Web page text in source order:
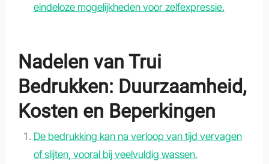
eindeloze mogelijkheden voor zelfexpressie.
Nadelen van Trui
Bedrukken: Duurzaamheid,
Kosten en Beperkingen
De bedrukking kan na verloop van tijd vervagen
of slijten, vooral bij veelvuldig wassen.